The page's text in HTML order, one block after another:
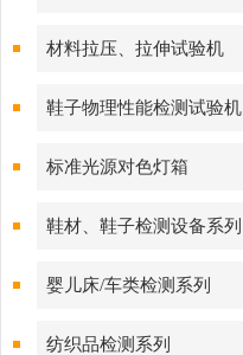
材料拉压、拉伸试验机
鞋子物理性能检测试验机
标准光源对色灯箱
鞋材、鞋子检测设备系列
婴儿床/车类检测系列
纺织品检测系列